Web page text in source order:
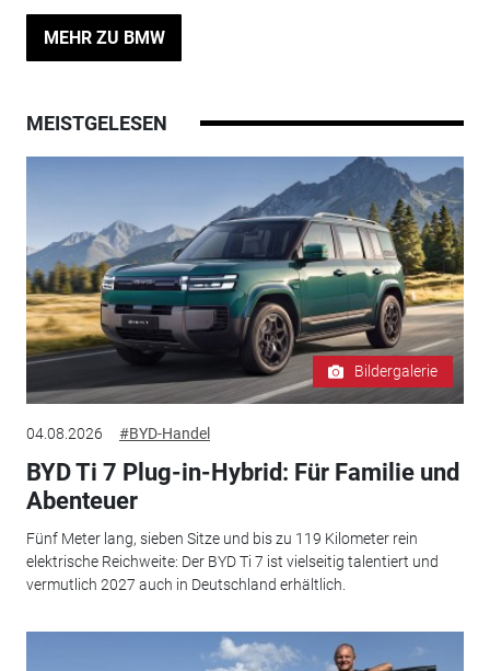
MEHR ZU BMW
MEISTGELESEN
Bildergalerie
04.08.2026 #BYD-Handel
BYD Ti 7 Plug-in-Hybrid: Für Familie und
Abenteuer
Fünf Meter lang, sieben Sitze und bis zu 119 Kilometer rein
elektrische Reichweite: Der BYD Ti 7 ist vielseitig talentiert und
vermutlich 2027 auch in Deutschland erhältlich.